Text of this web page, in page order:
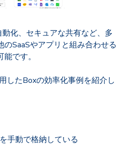
化、セキュアな共有など、多
SaaSやアプリと組み合わせる
です。
したBoxの効率化事例を紹介し
手動で格納している